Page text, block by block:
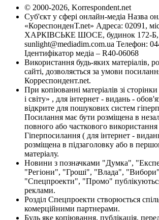
© 2000-2026, Korrespondent.net
Суб'єкт у сфері онлайн-медіа Назва
«КореспонденТ.net» Адреса: 02091,
ХАРКІВСЬКЕ ШОСЕ, будинок 172-Б,
sunlight@mediadim.com.ua Телефон:
Ідентифікатор медіа – R40-06068
Використання будь-яких матеріалів,
сайті, дозволяється за умови
Корреспондент.net.
При копіюванні матеріалів зі
і світу» , для інтернет - видань -
відкрите для пошукових систем
Посилання має бути розміщена в
повного або часткового використання
Гіперпосилання ( для інтернет -
розміщена в підзаголовку або в
матеріалу.
Новини з позначками "Думка",
"Регіони", "Гроші", "Влада",
"Спецпроекти", "Промо"
реклами.
Розділ Спецпроекти створюється
комерційними партнерами.
Будь яке копіювання, публікація,